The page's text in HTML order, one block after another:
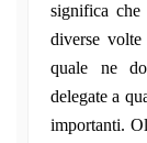
significa
diverse
quale ne
delegate a
importanti.